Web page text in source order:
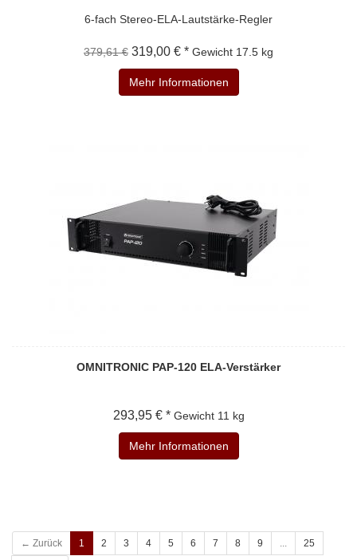
6-fach Stereo-ELA-Lautstärke-Regler
379,61 € 319,00 € * Gewicht 17.5 kg
Mehr Informationen
OMNITRONIC PAP-120 ELA-Verstärker
293,95 € * Gewicht 11 kg
Mehr Informationen
← Zurück 1 2 3 4 5 6 7 8 9 ... 25